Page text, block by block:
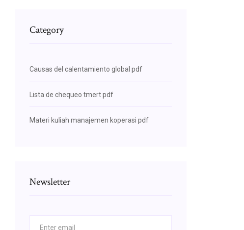
Category
Causas del calentamiento global pdf
Lista de chequeo tmert pdf
Materi kuliah manajemen koperasi pdf
Newsletter